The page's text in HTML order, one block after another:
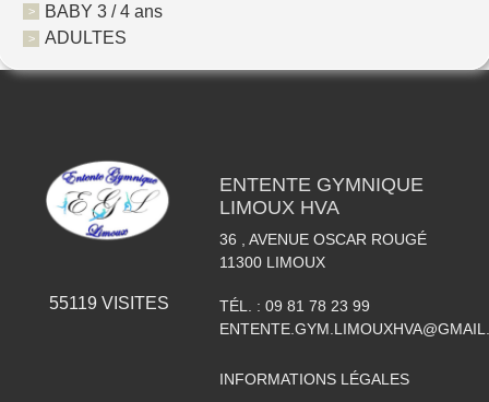
BABY 3 / 4 ans
ADULTES
55119 VISITES
ENTENTE GYMNIQUE
LIMOUX HVA
36 , AVENUE OSCAR ROUGÉ
11300 LIMOUX
TÉL. : 09 81 78 23 99
INFORMATIONS LÉGALES